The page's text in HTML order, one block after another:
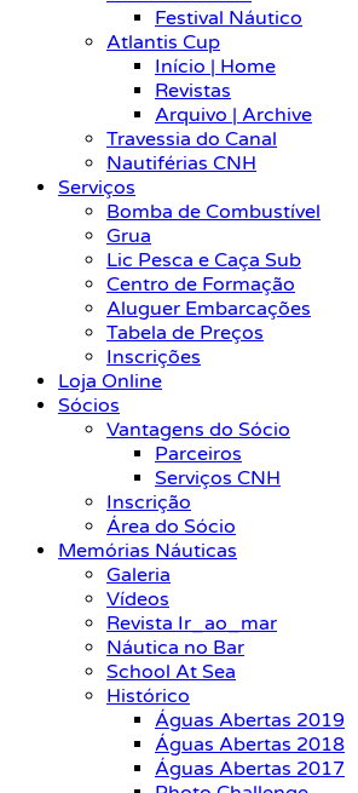
Festival Náutico
Atlantis Cup
Início | Home
Revistas
Arquivo | Archive
Travessia do Canal
Nautiférias CNH
Serviços
Bomba de Combustível
Grua
Lic Pesca e Caça Sub
Centro de Formação
Aluguer Embarcações
Tabela de Preços
Inscrições
Loja Online
Sócios
Vantagens do Sócio
Parceiros
Serviços CNH
Inscrição
Área do Sócio
Memórias Náuticas
Galeria
Vídeos
Revista Ir_ao_mar
Náutica no Bar
School At Sea
Histórico
Águas Abertas 2019
Águas Abertas 2018
Águas Abertas 2017